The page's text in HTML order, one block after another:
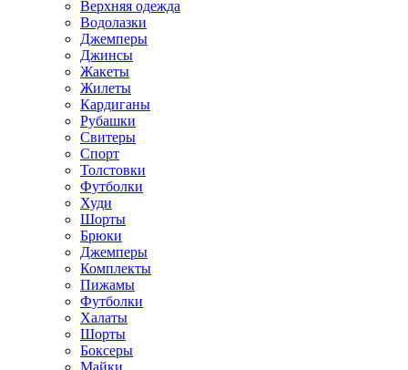
Верхняя одежда
Водолазки
Джемперы
Джинсы
Жакеты
Жилеты
Кардиганы
Рубашки
Свитеры
Спорт
Толстовки
Футболки
Худи
Шорты
Брюки
Джемперы
Комплекты
Пижамы
Футболки
Халаты
Шорты
Боксеры
Майки